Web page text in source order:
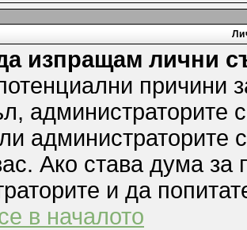
изпращам лични
причини
администраторите
Ако става дума за
и да
в началото